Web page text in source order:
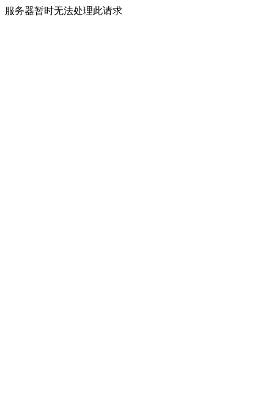
服务器暂时无法处理此请求